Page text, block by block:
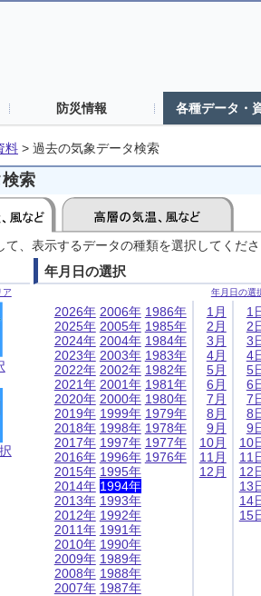
防災情報 各種データ・
料 > 過去の気象データ検索
索
て、表示するデータの種類を選択してくだ
ア
年月日の選択
年月日の選
2026年
2025年
2024年
2023年
2022年
2021年
2020年
2019年
2018年
2017年
2016年
2015年
2014年
2013年
2012年
2011年
2010年
2009年
2008年
2007年
2006年
2005年
2004年
2003年
2002年
2001年
2000年
1999年
1998年
1997年
1996年
1995年
1994年
1993年
1992年
1991年
1990年
1989年
1988年
1987年
1986年
1985年
1984年
1983年
1982年
1981年
1980年
1979年
1978年
1977年
1976年
1月
2月
3月
4月
5月
6月
7月
8月
9月
10月
11月
12月
1
2
3
4
5
6
7
8
9
10
11
12
13
14
15